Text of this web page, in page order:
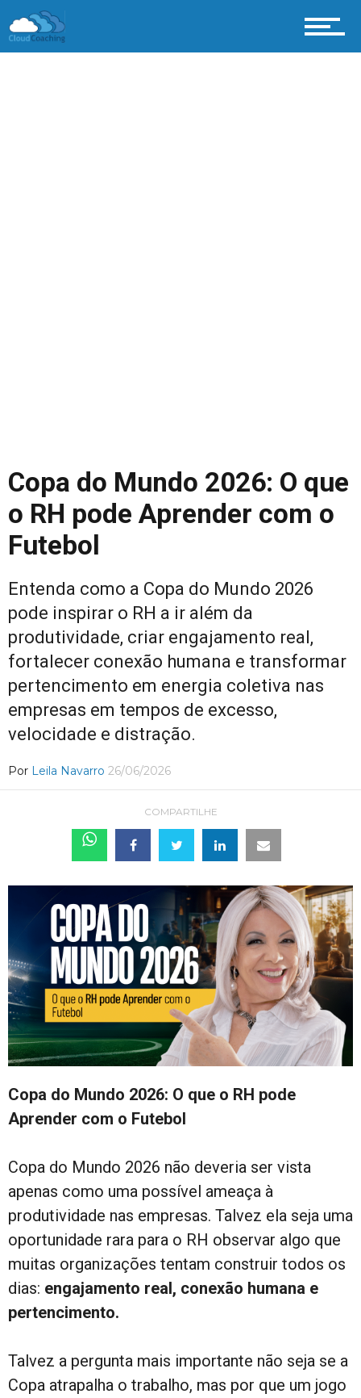
Copa do Mundo 2026: O que
o RH pode Aprender com o
Futebol
Entenda como a Copa do Mundo 2026
pode inspirar o RH a ir além da
produtividade, criar engajamento real,
fortalecer conexão humana e transformar
pertencimento em energia coletiva nas
empresas em tempos de excesso,
velocidade e distração.
Por Leila Navarro 26/06/2026
COMPARTILHE
Copa do Mundo 2026: O que o RH pode
Aprender com o Futebol
Copa do Mundo 2026 não deveria ser vista
apenas como uma possível ameaça à
produtividade nas empresas. Talvez ela seja uma
oportunidade rara para o RH observar algo que
muitas organizações tentam construir todos os
dias: engajamento real, conexão humana e
pertencimento.
Talvez a pergunta mais importante não seja se a
Copa atrapalha o trabalho, mas por que um jogo